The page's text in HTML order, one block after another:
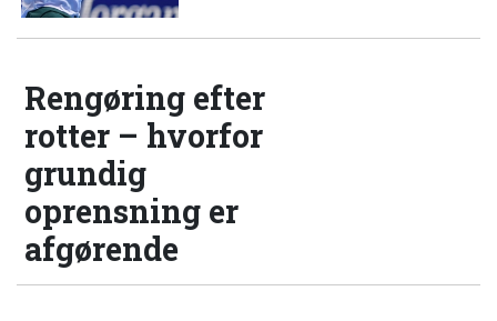
Rengøring efter
rotter – hvorfor
grundig
oprensning er
afgørende